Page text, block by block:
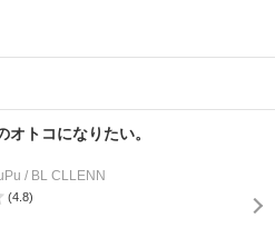
オトコになりたい。
/ BL CLLENN
(4.8)